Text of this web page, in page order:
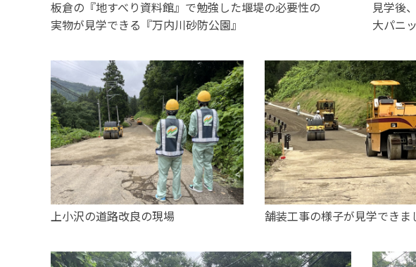
板倉の『地すべり資料館』で勉強した堰堤の必要性の
実物が見学できる『万内川砂防公園』
見学後
大パニ
上小沢の道路改良の現場 舗装工事の様子が見学できま